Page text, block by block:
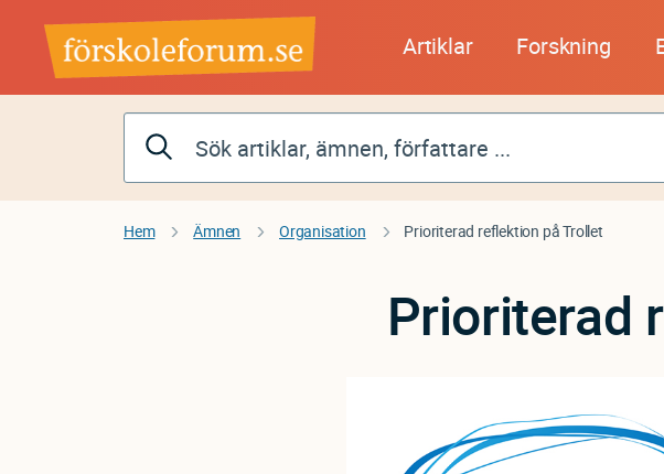
huvudinnehåll
Artiklar Forskning
Hem Ämnen Organisation Prioriterad reflektion på Trollet
Prioriterad